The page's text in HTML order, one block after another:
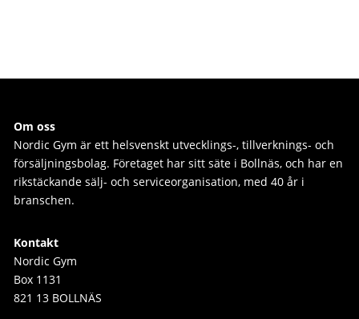
Om oss
Nordic Gym är ett helsvenskt utvecklings-, tillverknings- och
försäljningsbolag. Företaget har sitt säte i Bollnäs, och har en
rikstäckande sälj- och serviceorganisation, med 40 år i
branschen.
Kontakt
Nordic Gym
Box 1131
821 13 BOLLNÄS